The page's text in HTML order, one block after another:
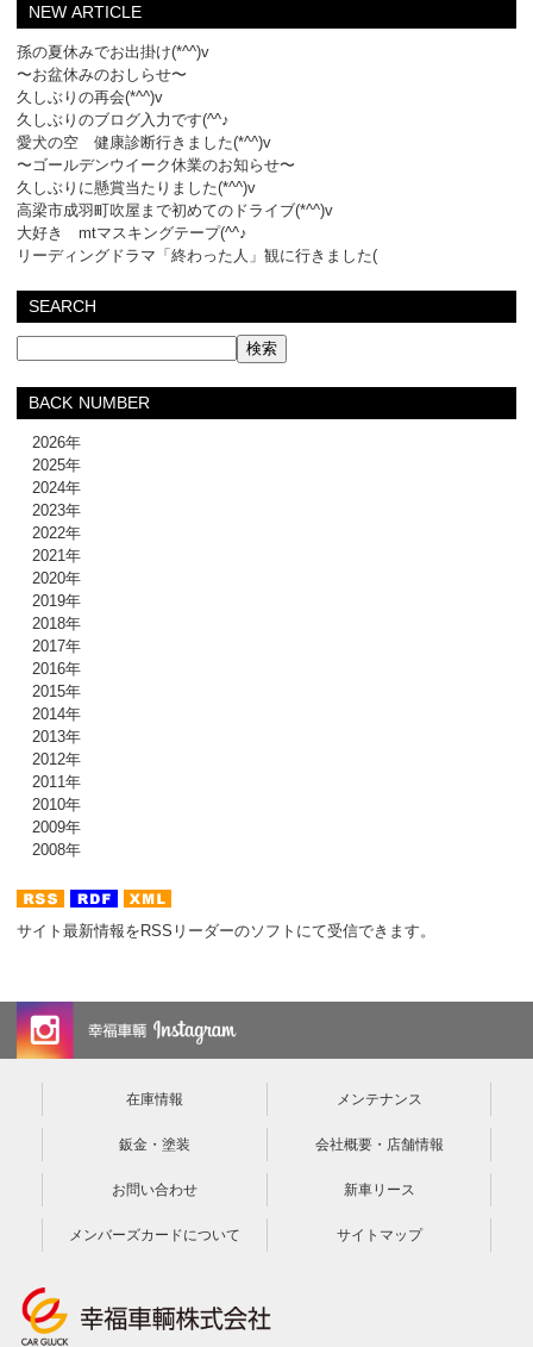
NEW ARTICLE
孫の夏休みでお出掛け(*^^)v
〜お盆休みのおしらせ〜
久しぶりの再会(*^^)v
久しぶりのブログ入力です(^^♪
愛犬の空 健康診断行きました(*^^)v
〜ゴールデンウイーク休業のお知らせ〜
久しぶりに懸賞当たりました(*^^)v
高梁市成羽町吹屋まで初めてのドライブ(*^^)v
大好き mtマスキングテープ(^^♪
リーディングドラマ「終わった人」観に行きました(
SEARCH
BACK NUMBER
2026年
2025年
2024年
2023年
2022年
2021年
2020年
2019年
2018年
2017年
2016年
2015年
2014年
2013年
2012年
2011年
2010年
2009年
2008年
サイト最新情報をRSSリーダーのソフトにて受信できます。
在庫情報 メンテナンス
鈑金・塗装 会社概要・店舗情報
お問い合わせ 新車リース
メンバーズカードについて サイトマップ